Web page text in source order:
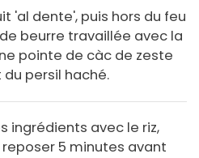
'al dente', puis hors du feu
beurre travaillée avec la
pointe de càc de zeste
persil haché.
ingrédients avec le riz,
5 minutes avant